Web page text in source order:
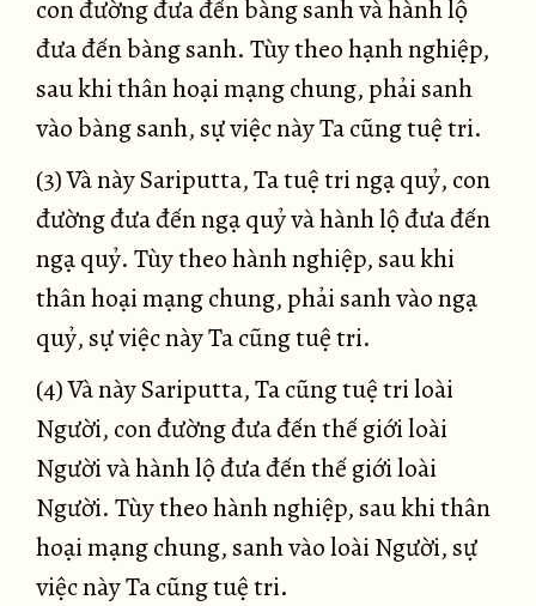
con đường đưa đến bàng sanh và hành lộ
đưa đến bàng sanh. Tùy theo hạnh nghiệp,
sau khi thân hoại mạng chung, phải sanh
vào bàng sanh, sự việc này Ta cũng tuệ tri.
(3) Và này Sariputta, Ta tuệ tri ngạ quỷ, con
đường đưa đến ngạ quỷ và hành lộ đưa đến
ngạ quỷ. Tùy theo hành nghiệp, sau khi
thân hoại mạng chung, phải sanh vào ngạ
quỷ, sự việc này Ta cũng tuệ tri.
(4) Và này Sariputta, Ta cũng tuệ tri loài
Người, con đường đưa đến thế giới loài
Người và hành lộ đưa đến thế giới loài
Người. Tùy theo hành nghiệp, sau khi thân
hoại mạng chung, sanh vào loài Người, sự
việc này Ta cũng tuệ tri.